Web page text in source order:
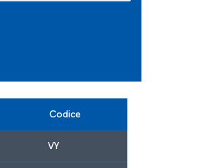
Codice
VY